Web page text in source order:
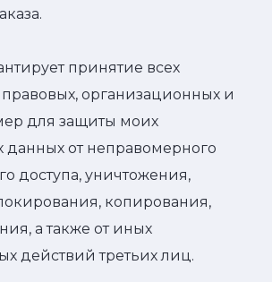
принятие всех
организационных и
для защиты моих
данных от неправомерного
доступа, уничтожения,
копирования,
а также от иных
действий третьих лиц.